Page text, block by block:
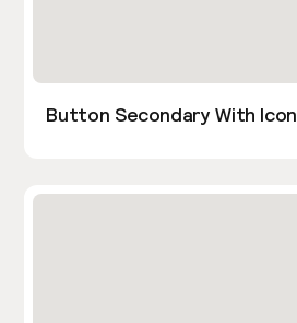
Button Secondary With Icon